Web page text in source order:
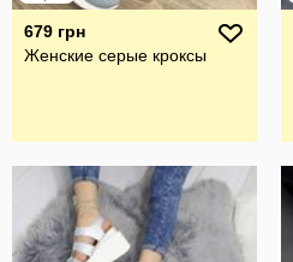
679 грн
Женские серые кроксы